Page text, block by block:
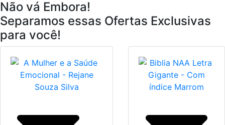
Não vá Embora!
Separamos essas Ofertas Exclusivas
para você!